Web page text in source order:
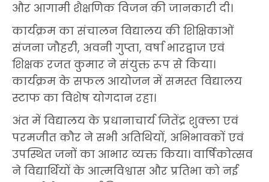
और आगामी शैक्षणिक विजन की जानकारी दी।
कार्यक्रम का संचालन विद्यालय की शिक्षिकाओं
संजना जौहरी, अवनी गुप्ता, वर्षा भारद्वाज एवं
शिक्षक रजत कुमार ने संयुक्त रूप से किया।
कार्यक्रम के सफल आयोजन में समस्त विद्यालय
स्टाफ का विशेष योगदान रहा।
अंत में विद्यालय के प्रधानाचार्य जितेंद्र शुक्ला एवं
परमजीत कौर ने सभी अतिथियों, अभिभावकों एवं
उपस्थित जनों का आभार व्यक्त किया। वार्षिकोत्सव
ने विद्यार्थियों के आत्मविश्वास और प्रतिभा को नई